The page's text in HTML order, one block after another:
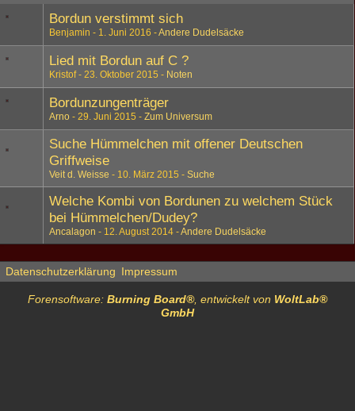
Bordun verstimmt sich
Benjamin 1. Juni 2016 Andere Dudelsäcke
Lied mit Bordun auf C ?
Kristof 23. Oktober 2015 Noten
Bordunzungenträger
Arno 29. Juni 2015 Zum Universum
Suche Hümmelchen mit offener Deutschen
Griffweise
Veit d. Weisse 10. März 2015 Suche
Welche Kombi von Bordunen zu welchem Stück
bei Hümmelchen/Dudey?
Ancalagon 12. August 2014 Andere Dudelsäcke
Datenschutzerklärung Impressum
Forensoftware: Burning Board®, entwickelt von WoltLab®
GmbH